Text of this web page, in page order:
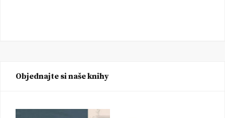
Objednajte si naše knihy